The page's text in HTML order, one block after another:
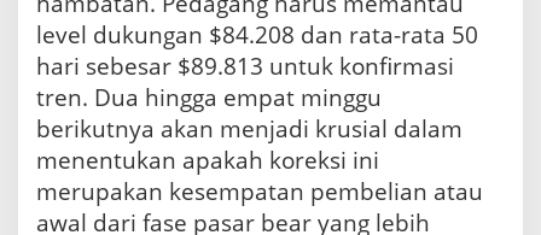
level dukungan $84.208 dan rata-rata 50
hari sebesar $89.813 untuk konfirmasi
tren. Dua hingga empat minggu
berikutnya akan menjadi krusial dalam
menentukan apakah koreksi ini
merupakan kesempatan pembelian atau
awal dari fase pasar bear yang lebih